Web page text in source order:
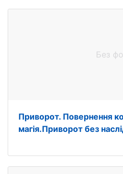
Без
Приворот. Повернення
магія.Приворот без